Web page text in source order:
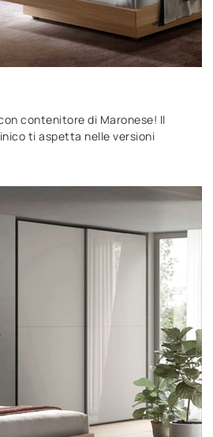
contenitore di Maronese! Il
ti aspetta nelle versioni